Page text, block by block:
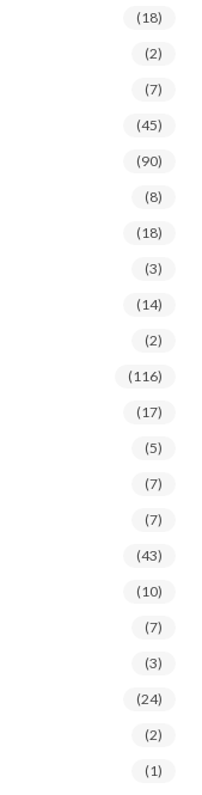
(18)
(2)
(7)
(45)
(90)
(8)
(18)
(3)
(14)
(2)
(116)
(17)
(5)
(7)
(7)
(43)
(10)
(7)
(3)
(24)
(2)
(1)